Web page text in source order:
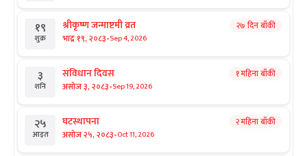
१९
शुक्र
श्रीकृष्ण जन्माष्टमी व्रत
भाद्र १९, २०८३-Sep 4, 2026
२७ दिन बाँकी
३
शनि
संविधान दिवस
असोज ३, २०८३-Sep 19, 2026
१ महिना बाँकी
२५
आइत
घटस्थापना
असोज २५, २०८३-Oct 11, 2026
२ महिना बाँकी